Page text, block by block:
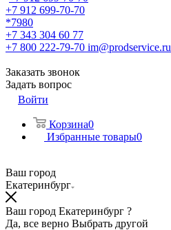
+7 912 699-70-70
*7980
+7 343 304 60 77
+7 800 222-79-70 im@prodservice.ru
Заказать звонок
Задать вопрос
Войти
Корзина0
Избранные товары0
Ваш город
Екатеринбург
Ваш город Екатеринбург ?
Да, все верно Выбрать другой